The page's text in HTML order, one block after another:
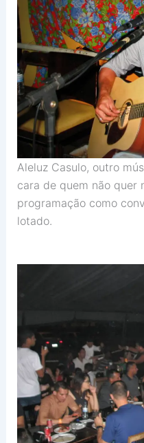
Aleluz Casulo, outro
cara de quem não quer
programação como
lotado.